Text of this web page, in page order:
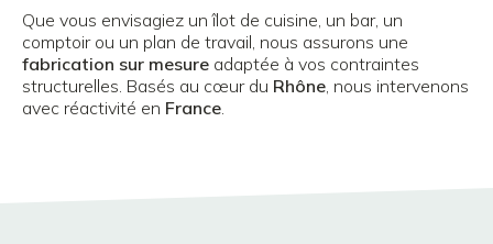
Que vous envisagiez un îlot de cuisine, un bar, un
comptoir ou un plan de travail, nous assurons une
fabrication sur mesure adaptée à vos contraintes
structurelles. Basés au cœur du Rhône, nous intervenons
avec réactivité en France.